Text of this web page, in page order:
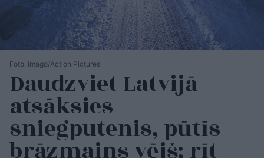
Foto. imago/Action Pictures
Daudzviet Latvijā
atsāksies
sniegputenis, pūtīs
brāzmains vējš; rīt